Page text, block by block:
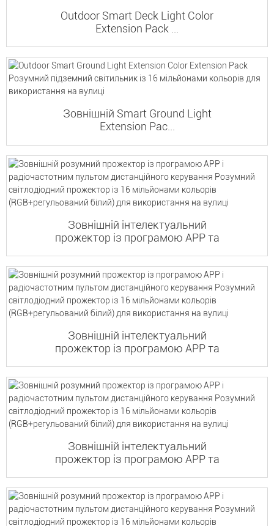
Outdoor Smart Deck Light Color
Extension Pack ...
Зовнішній Smart Ground Light
Extension Pac...
Зовнішній інтелектуальний
прожектор із програмою APP та
Зовнішній інтелектуальний
прожектор із програмою APP та
Зовнішній інтелектуальний
прожектор із програмою APP та